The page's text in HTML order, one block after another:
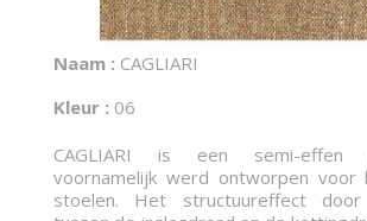
Naam : CAGLIARI
Kleur : 06
CAGLIARI is een semi-effen
voornamelijk werd ontworpen voor
stoelen. Het structuureffect